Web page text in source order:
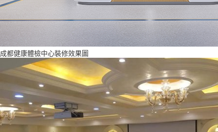
成都健康體檢中心裝修效果圖